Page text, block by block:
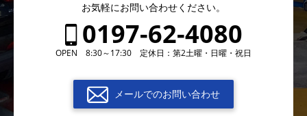
お気軽にお問い合わせください。
0197-62-4080
OPEN 8:30～17:30 定休日：第2土曜・日曜・祝日
メールでのお問い合わせ